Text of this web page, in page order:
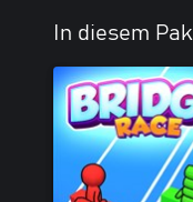
In diesem